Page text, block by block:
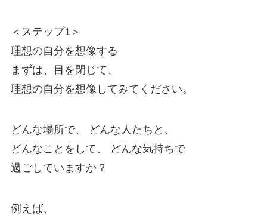
＜ステップ1＞
理想の自分を想像する
まずは、目を閉じて、
理想の自分を想像してみてください。
どんな場所で、 どんな人たちと、
どんなことをして、 どんな気持ちで
過ごしていますか？
例えば、